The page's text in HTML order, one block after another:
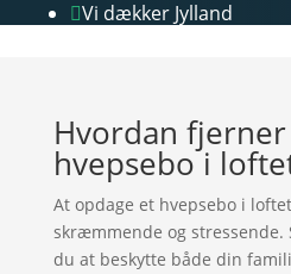
Vi dækker Jylland
Hvordan
hvepsebo i
At opdage et hvepsebo i
skræmmende og stressende.
du at beskytte både din